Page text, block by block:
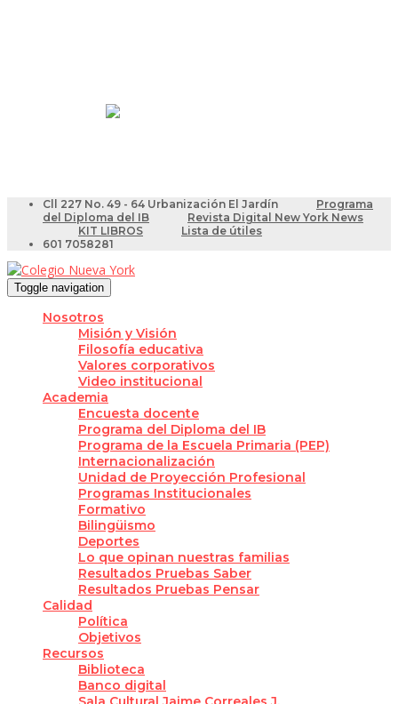
Cll 227 No. 49 - 64 Urbanización El Jardín
Programa
del Diploma del IB
Revista Digital New York News
KIT LIBROS
Lista de útiles
601 7058281
Toggle navigation
Nosotros
Misión y Visión
Filosofía educativa
Valores corporativos
Video institucional
Academia
Encuesta docente
Programa del Diploma del IB
Programa de la Escuela Primaria (PEP)
Internacionalización
Unidad de Proyección Profesional
Programas Institucionales
Formativo
Bilingüismo
Deportes
Lo que opinan nuestras familias
Resultados Pruebas Saber
Resultados Pruebas Pensar
Calidad
Política
Objetivos
Recursos
Biblioteca
Banco digital